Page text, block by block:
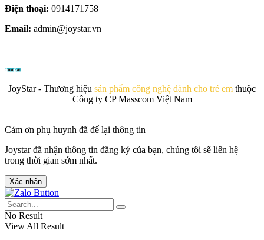
Điện thoại: 0914171758
Email: admin@joystar.vn
JoyStar - Thương hiệu sản phẩm công nghệ dành cho trẻ em thuộc
Công ty CP Masscom Việt Nam
Cảm ơn phụ huynh đã để lại thông tin
Joystar đã nhận thông tin đăng ký của bạn, chúng tôi sẽ liên hệ
trong thời gian sớm nhất.
Xác nhận
No Result
View All Result